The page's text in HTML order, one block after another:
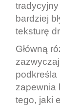
bardziej
teksturę
Główną
podkreśla
zapewnia
tego, jaki